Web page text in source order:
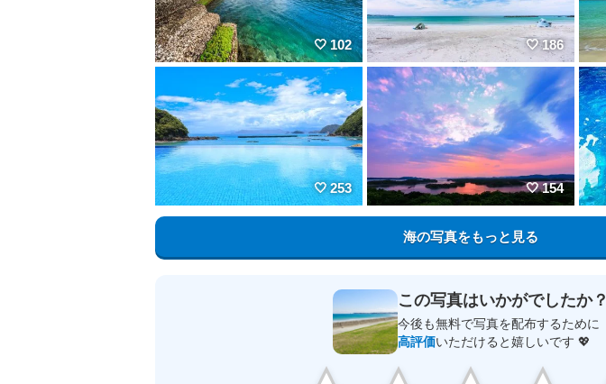
102 186
253 154
海の写真をもっと見る
この写真はいかがでしたか？
今後も無料で写真を配布するために
高評価いただけると嬉しいです 💖